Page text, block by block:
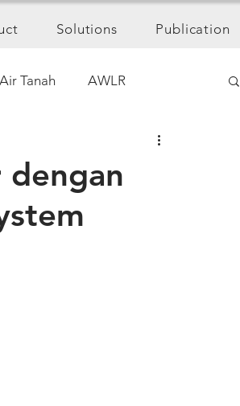
Solutions Publication
Air Tanah AWLR
dengan